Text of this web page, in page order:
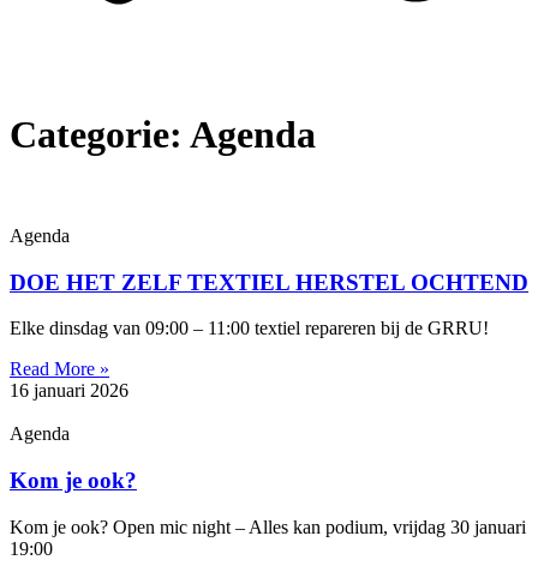
Categorie: Agenda
Agenda
DOE HET ZELF TEXTIEL HERSTEL OCHTEND
Elke dinsdag van 09:00 – 11:00 textiel repareren bij de GRRU!
Read More »
16 januari 2026
Agenda
Kom je ook?
Kom je ook? Open mic night – Alles kan podium, vrijdag 30 januari
19:00